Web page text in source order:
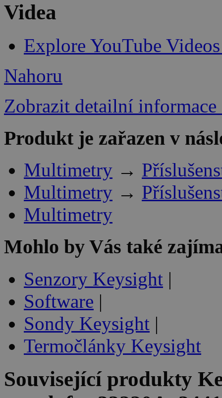
Videa
Explore YouTube
Nahoru
Zobrazit detailní informace
Produkt je zařazen v
Multimetry →
Multimetry →
Multimetry
Mohlo by Vás také
Senzory Keysight |
Software |
Sondy Keysight |
Termočlánky Keysight
Související produkty